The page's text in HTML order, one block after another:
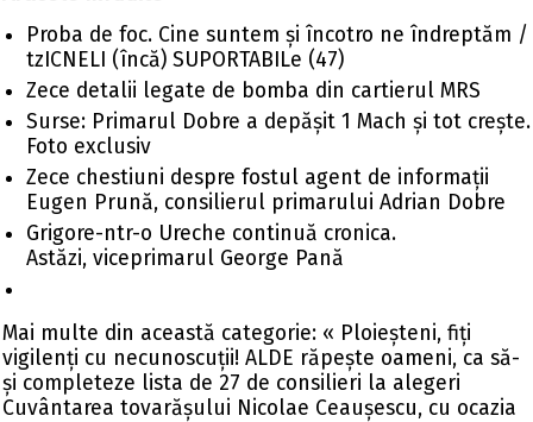
Proba de foc. Cine suntem și încotro ne îndreptăm /
tzICNELI (încă) SUPORTABILe (47)
Zece detalii legate de bomba din cartierul MRS
Surse: Primarul Dobre a depășit 1 Mach și tot crește.
Foto exclusiv
Zece chestiuni despre fostul agent de informații
Eugen Prună, consilierul primarului Adrian Dobre
Grigore-ntr-o Ureche continuă cronica.
Astăzi, viceprimarul George Pană
Mai multe din această categorie: « Ploieșteni, fiți
vigilenți cu necunoscuții! ALDE răpește oameni, ca să-
și completeze lista de 27 de consilieri la alegeri
Cuvântarea tovarășului Nicolae Ceaușescu, cu ocazia